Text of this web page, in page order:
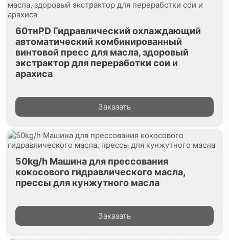
60тнPD Гидравлический охлаждающий
автоматический комбинированный
винтовой пресс для масла, здоровый
экстрактор для переработки сои и
арахиса
Заказать
50kg/h Машина для прессования
кокосового гидравлического масла,
прессы для кунжутного масла
Заказать